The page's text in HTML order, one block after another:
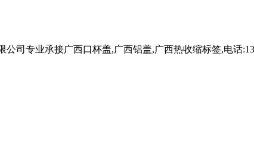
司专业承接广西口杯盖,广西铝盖,广西热收缩标签,电话